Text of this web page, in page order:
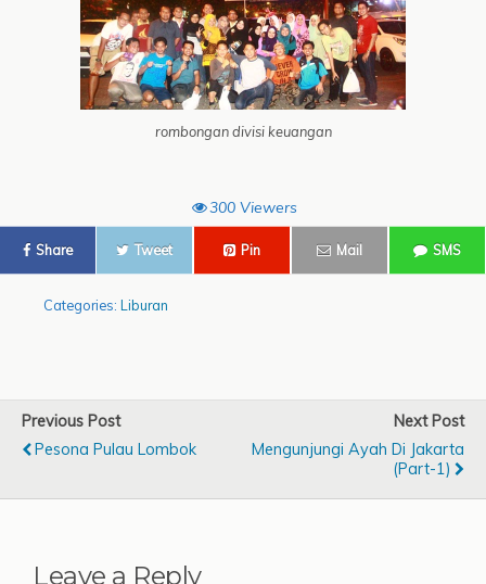
rombongan divisi keuangan
300 Viewers
Share Tweet Pin Mail SMS
Categories: Liburan
Previous Post
Pesona Pulau Lombok
Next Post
Mengunjungi Ayah Di Jakarta
(part-1)
Leave a Reply